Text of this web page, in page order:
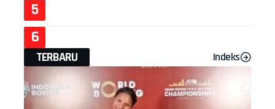
TERBARU Indeks